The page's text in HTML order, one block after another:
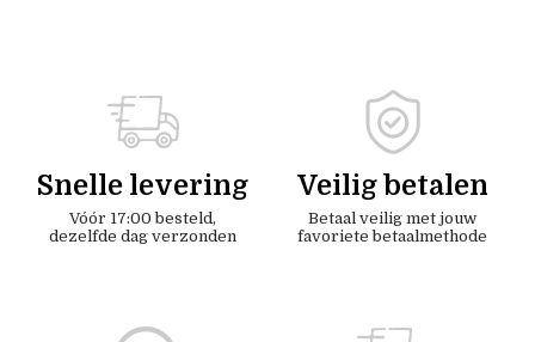
Snelle levering
Vóór 17:00 besteld,
dezelfde dag verzonden
Veilig betalen
Betaal veilig met jouw
favoriete betaalmethode